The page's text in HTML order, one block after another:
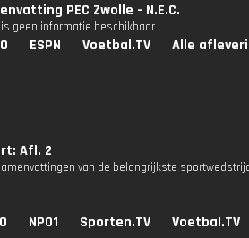
PEC Zwolle - N.E.C.
geen informatie beschikbaar
ESPN Voetbal.TV Alle
Afl. 2
van de belangrijkste
NPO1 Sporten.TV Voetbal.TV